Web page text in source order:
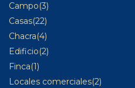
Campo(3)
Casas(22)
Chacra(4)
Edificio(2)
Finca(1)
Locales comerciales(2)